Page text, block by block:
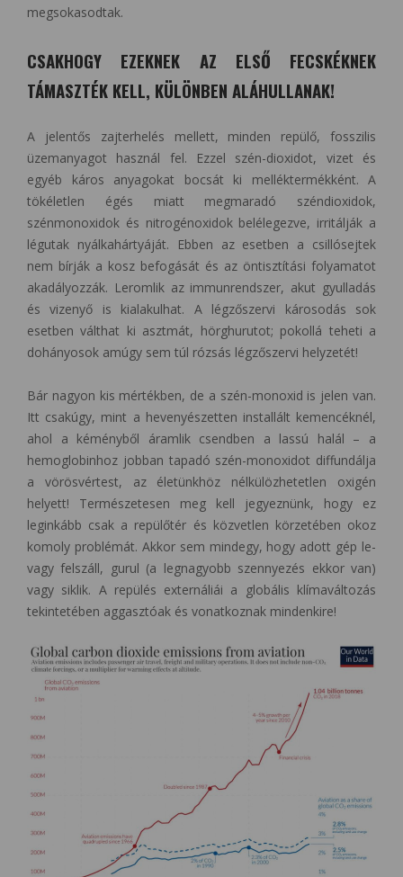
megsokasodtak.
CSAKHOGY EZEKNEK AZ ELSŐ FECSKÉKNEK
TÁMASZTÉK KELL, KÜLÖNBEN ALÁHULLANAK!
A jelentős zajterhelés mellett, minden repülő, fosszilis
üzemanyagot használ fel. Ezzel szén-dioxidot, vizet és
egyéb káros anyagokat bocsát ki melléktermékként. A
tökéletlen égés miatt megmaradó széndioxidok,
szénmonoxidok és nitrogénoxidok belélegezve, irritálják a
légutak nyálkahártyáját. Ebben az esetben a csillósejtek
nem bírják a kosz befogását és az öntisztítási folyamatot
akadályozzák. Leromlik az immunrendszer, akut gyulladás
és vizenyő is kialakulhat. A légzőszervi károsodás sok
esetben válthat ki asztmát, hörghurutot; pokollá teheti a
dohányosok amúgy sem túl rózsás légzőszervi helyzetét!
Bár nagyon kis mértékben, de a szén-monoxid is jelen van.
Itt csakúgy, mint a hevenyészetten installált kemencéknél,
ahol a kéményből áramlik csendben a lassú halál – a
hemoglobinhoz jobban tapadó szén-monoxidot diffundálja
a vörösvértest, az életünkhöz nélkülözhetetlen oxigén
helyett! Természetesen meg kell jegyeznünk, hogy ez
leginkább csak a repülőtér és közvetlen körzetében okoz
komoly problémát. Akkor sem mindegy, hogy adott gép le-
vagy felszáll, gurul (a legnagyobb szennyezés ekkor van)
vagy siklik. A repülés externáliái a globális klímaváltozás
tekintetében aggasztóak és vonatkoznak mindenkire!